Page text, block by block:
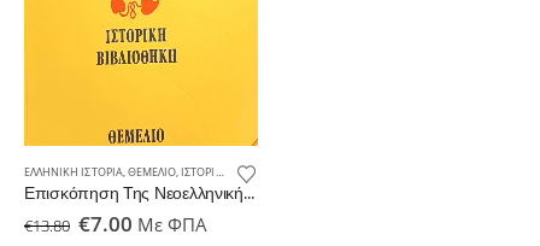
ΕΛΛΗΝΙΚΉ ΙΣΤΟΡΊΑ,ΘΕΜΈΛΙΟ, ΙΣΤΟΡΊΑ , ΠΑΛΑΙΟΒΙΒΛΙΟΠΩΛΕΊΟ
Επισκόπηση Της Νεοελληνικής Ιστορίας (Παλαιοβιβλιοπωλείο)
€13.80 Original
€7.00ΗΜε ΦΠΑ